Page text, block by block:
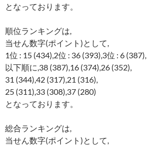
となっております。
順位ランキングは,
当せん数字(ポイント)として,
1位 : 15 (434),2位 : 36 (393),3位 : 6 (387),
以下順に,38 (387),16 (374),26 (352),
31 (344),42 (317),21 (316),
25 (311),33 (308),37 (280)
となっております。
総合ランキングは,
当せん数字(ポイント)として,